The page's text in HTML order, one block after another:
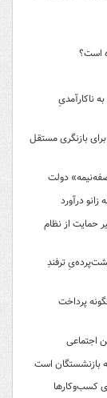
است؟
ناکارآمدیِ
بازنگری مستقل
دولت
زانو درآورد
حمایت از نظام
ترفندِ
پرداخت
اجتماعی
بازنشستگان است
کسب‌وکارها